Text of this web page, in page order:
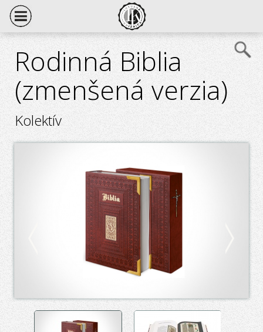
Rodinná Biblia
(zmenšená verzia)
Kolektív